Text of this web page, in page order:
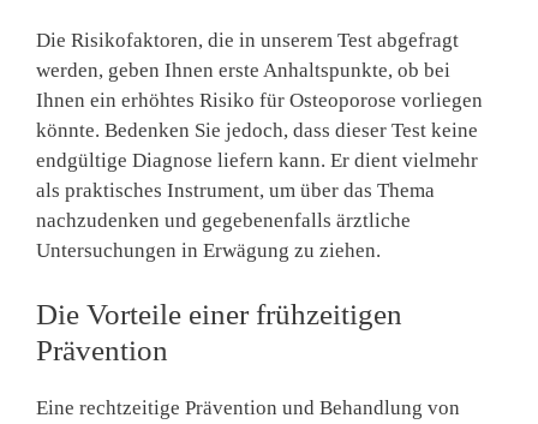
Die Risikofaktoren, die in unserem Test abgefragt
werden, geben Ihnen erste Anhaltspunkte, ob bei
Ihnen ein erhöhtes Risiko für Osteoporose vorliegen
könnte. Bedenken Sie jedoch, dass dieser Test keine
endgültige Diagnose liefern kann. Er dient vielmehr
als praktisches Instrument, um über das Thema
nachzudenken und gegebenenfalls ärztliche
Untersuchungen in Erwägung zu ziehen.
Die Vorteile einer frühzeitigen
Prävention
Eine rechtzeitige Prävention und Behandlung von